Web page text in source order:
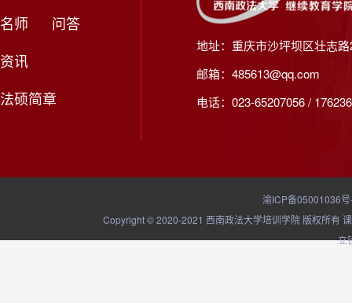
名师
问答
资讯
法硕简章
地址：重庆市沙坪坝区壮志
邮箱：485613@qq.com
电话：023-65207056 /
渝ICP备05001036
Copyright © 2020-2021 西南政法大学培训学院 版权所有
立